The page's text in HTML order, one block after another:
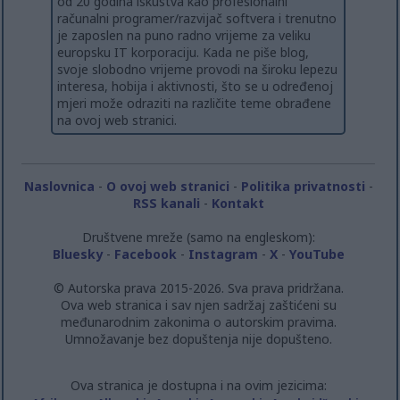
računalni programer/razvijač softvera i trenutno
je zaposlen na puno radno vrijeme za veliku
europsku IT korporaciju. Kada ne piše blog,
svoje slobodno vrijeme provodi na široku lepezu
interesa, hobija i aktivnosti, što se u određenoj
mjeri može odraziti na različite teme obrađene
na ovoj web stranici.
Naslovnica - O ovoj web stranici - Politika privatnosti -
RSS kanali - Kontakt
Društvene mreže (samo na engleskom):
Bluesky- Facebook - Instagram - X- YouTube
© Autorska prava 2015-2026. Sva prava pridržana.
Ova web stranica i sav njen sadržaj zaštićeni su
međunarodnim zakonima o autorskim pravima.
Umnožavanje bez dopuštenja nije dopušteno.
Ova stranica je dostupna i na ovim jezicima: